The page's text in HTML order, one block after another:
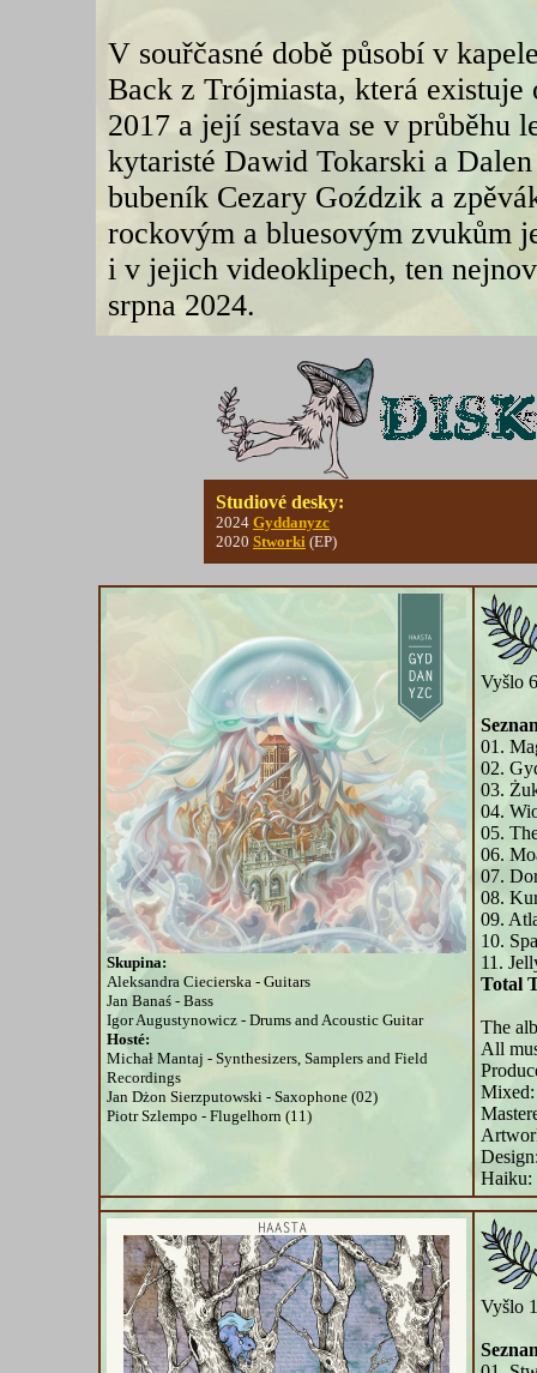
V souřčasné době působí v
Back z Trójmiasta, která existuje
2017 a její sestava se v průběhu
kytaristé Dawid Tokarski a
bubeník Cezary Goździk a
rockovým a bluesovým zvukům
i v jejich videoklipech, ten
srpna 2024.
Studiové desky:
2024 Gyddanyzc
2020 Stworki (EP)
Skupina:
Aleksandra Ciecierska - Guitars
Jan Banaś - Bass
Igor Augustynowicz - Drums and Acoustic Guitar
Hosté:
Michał Mantaj - Synthesizers, Samplers and Field
Recordings
Jan Dżon Sierzputowski - Saxophone (02)
Piotr Szlempo - Flugelhorn (11)
Vyšlo
01.
02.
03.
04.
05.
06.
07.
08.
09.
10.
11.
Total
The
All
Mixed:
Haiku:
Vyšlo